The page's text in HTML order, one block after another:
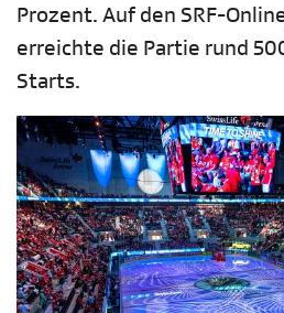
Prozent. Auf den SRF-
erreichte die Partie rund
Starts.